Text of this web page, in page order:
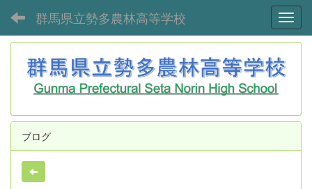
群馬県立勢多農林高等学校
ブログ